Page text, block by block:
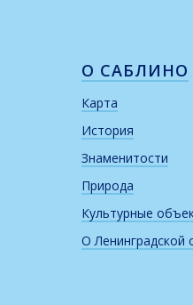
О САБЛИНО
Карта
История
Знаменитости
Природа
Культурные
О Ленинградской